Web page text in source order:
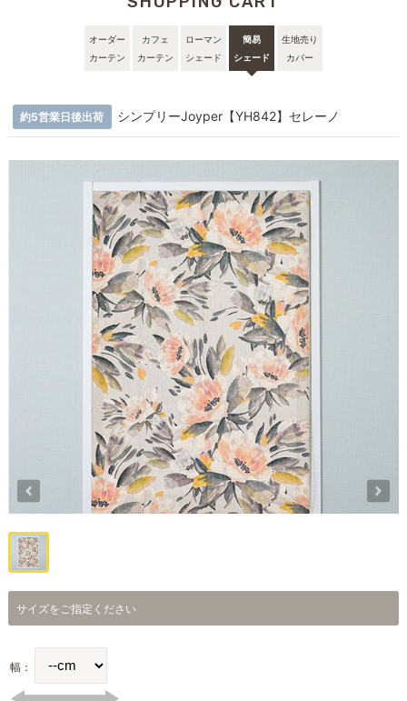
オーダー
カーテン
カフェ
カーテン
ローマン
シェード
簡易
シェード
生地売り
カバー
約5営業日後出荷 シンプリーJoyper【YH842】セレーノ
サイズをご指定ください
幅：